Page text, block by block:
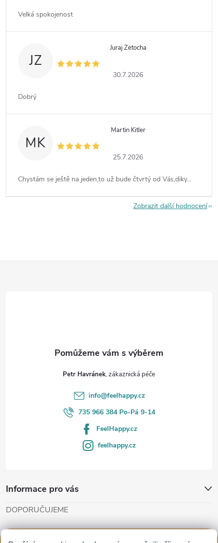
Velká spokojenost
JZ
Juraj Zetocha
30.7.2026
Dobrý
MK
Martin Kitler
25.7.2026
Chystám se ještě na jeden,to už bude čtvrtý od Vás,diky...
Zobrazit další hodnocení
Petr Havránek
info@feelhappy.cz
735 966 384 Po-Pá 9-14
FeelHappy.cz
feelhappy.cz
Informace pro vás
DOPORUČUJEME